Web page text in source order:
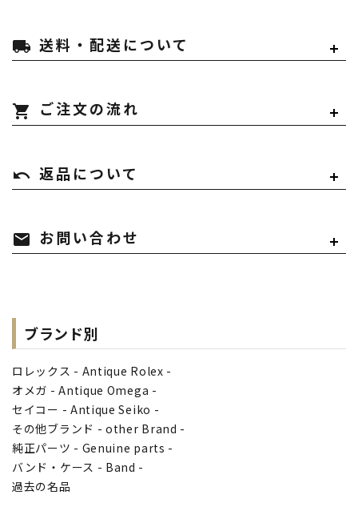
local_shipping 送料・配送について
shopping_cart ご注文の流れ
undo 返品について
mail お問い合わせ
ブランド別
ロレックス - Antique Rolex -
オメガ - Antique Omega -
セイコー - Antique Seiko -
その他ブランド - other Brand -
純正パーツ - Genuine parts -
バンド・ケース - Band -
過去の名品